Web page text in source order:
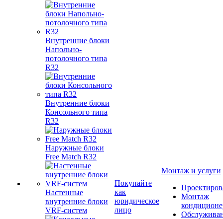
Внутренние блоки
Напольно-
потолочного типа
R32
Внутренние блоки
Консольного типа
R32
Наружные блоки
Free Match R32
Настенные
внутренние блоки
VRF-систем
Покупайте
как
юридическое
лицо
Монтаж и услуги
Монтаж